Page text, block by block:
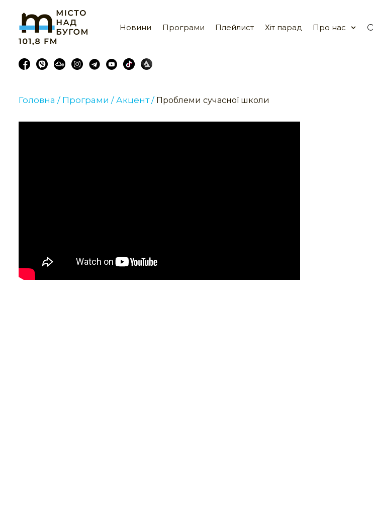
Новини Програми Плейлист Хіт парад Про нас
Головна / Програми / Акцент / Проблеми сучасної школи